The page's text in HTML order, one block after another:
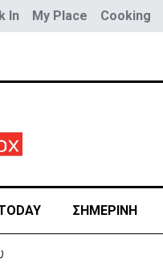
In My Place Cooking
ΣΗΜΕΡΙΝΗ